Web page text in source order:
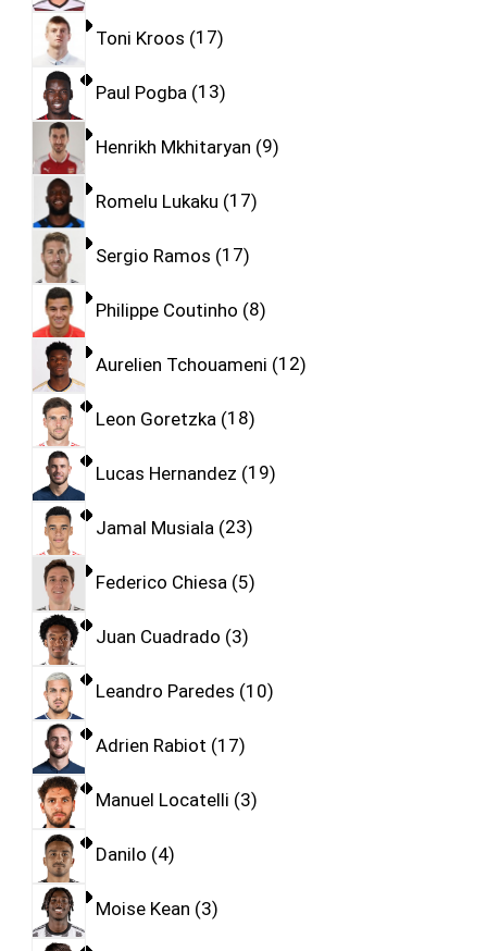
Toni Kroos 17
Paul Pogba 13
Henrikh Mkhitaryan 9
Romelu Lukaku 17
Sergio Ramos 17
Philippe Coutinho 8
Aurelien Tchouameni 12
Leon Goretzka 18
Lucas Hernandez 19
Jamal Musiala 23
Federico Chiesa 5
Juan Cuadrado 3
Leandro Paredes 10
Adrien Rabiot 17
Manuel Locatelli 3
Danilo 4
Moise Kean 3